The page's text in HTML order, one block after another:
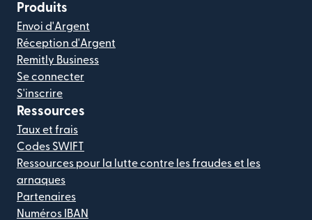
Produits
Envoi d'Argent
Réception d'Argent
Remitly Business
Se connecter
S'inscrire
Ressources
Taux et frais
Codes SWIFT
Ressources pour la lutte contre les fraudes et les
arnaques
Partenaires
Numéros IBAN